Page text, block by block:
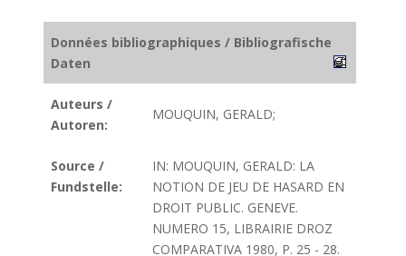
Données bibliographiques / Bibliografische
Daten
Auteurs /
Autoren:
MOUQUIN, GERALD;
Source /
Fundstelle:
IN: MOUQUIN, GERALD: LA
NOTION DE JEU DE HASARD EN
DROIT PUBLIC. GENEVE.
NUMERO 15, LIBRAIRIE DROZ
COMPARATIVA 1980, P. 25 - 28.